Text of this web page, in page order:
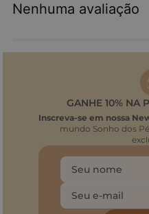
Nenhuma avaliação
GANHE 10% NA
Inscreva-se em nossa
mundo Sonho dos